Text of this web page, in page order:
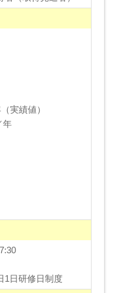
実績値）
年
1日研修日制度